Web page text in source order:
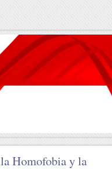
Homofobia y la